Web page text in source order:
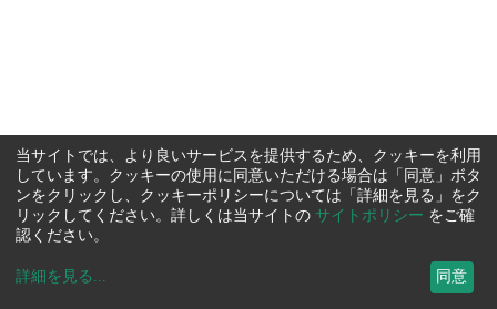
当サイトでは、より良いサービスを提供するため、クッキーを利用
しています。クッキーの使用に同意いただける場合は「同意」ボタ
ンをクリックし、クッキーポリシーについては「詳細を見る」をク
リックしてください。詳しくは当サイトの サイトポリシー をご確
認ください。
詳細を見る ... 同意